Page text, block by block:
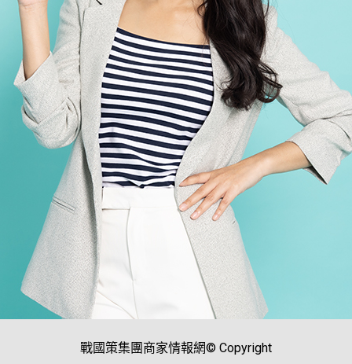
戰國策集團商家情報網© Copyright